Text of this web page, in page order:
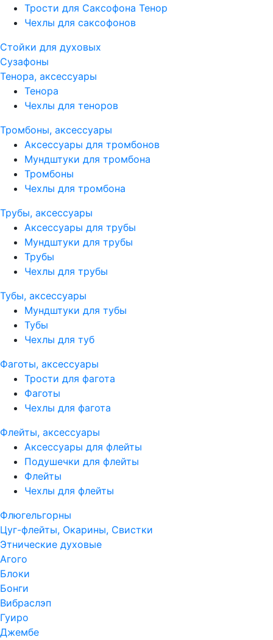
Трости для Саксофона Тенор
Чехлы для саксофонов
Стойки для духовых
Сузафоны
Тенора, аксессуары
Тенора
Чехлы для теноров
Тромбоны, аксессуары
Аксессуары для тромбонов
Мундштуки для тромбона
Тромбоны
Чехлы для тромбона
Трубы, аксессуары
Аксессуары для трубы
Мундштуки для трубы
Трубы
Чехлы для трубы
Тубы, аксессуары
Мундштуки для тубы
Тубы
Чехлы для туб
Фаготы, аксессуары
Трости для фагота
Фаготы
Чехлы для фагота
Флейты, аксессуары
Аксессуары для флейты
Подушечки для флейты
Флейты
Чехлы для флейты
Флюгельгорны
Цуг-флейты, Окарины, Свистки
Этнические духовые
Агого
Блоки
Бонги
Вибраслэп
Гуиро
Джембе